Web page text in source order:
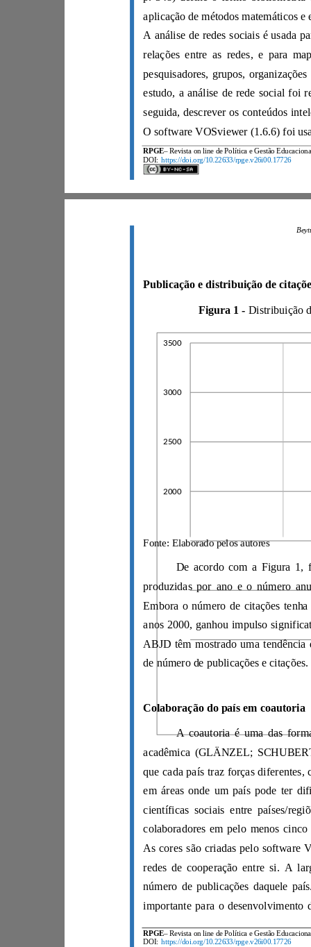
RPGE
DOI:
https://doi.org/10.22633/rpge.v26i00.17726
RPGE
DOI: https://doi.org/10.22633/rpge.v26i00.17726
Figura 1 -
2000
2500
3000
3500
Fonte: Elaborado pelos autores
de número de publicações e citações.
Colaboração do país em coautoria